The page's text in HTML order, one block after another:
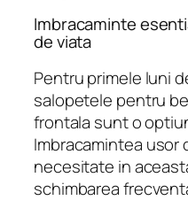
Imbracaminte
de viata
Pentru primele luni
salopetele pentru
frontala sunt o
Imbracamintea usor
necesitate in
schimbarea